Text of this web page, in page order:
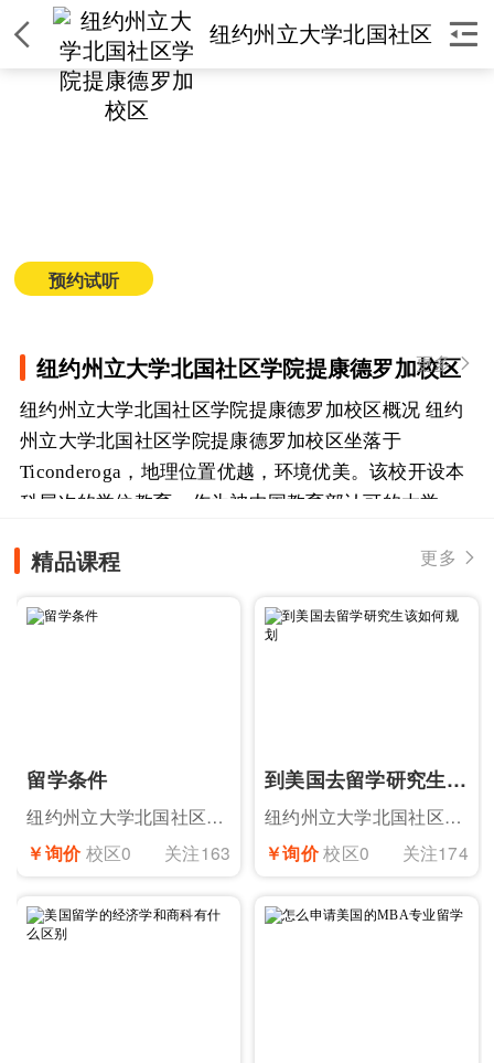
纽约州立大学北国社区
 
纽约州立大学北国社区学院提
预约试听
纽约州立大学北国社区学院提康德罗加校区
更多
纽约州立大学北国社区学院提康德罗加校区概况 纽约
州立大学北国社区学院提康德罗加校区坐落于
Ticonderoga，地理位置优越，环境优美。该校开设本
科层次的学位教育，作为被中国教育部认可的大学...
精品课程 更多 
留学条件
纽约州立大学北国社区学院提康德罗加校区
￥询价 校区0 关注163
到美国去留学研究生该如何规划
纽约州立大学北国社区学院提康德罗加校区
￥询价校区0 关注174